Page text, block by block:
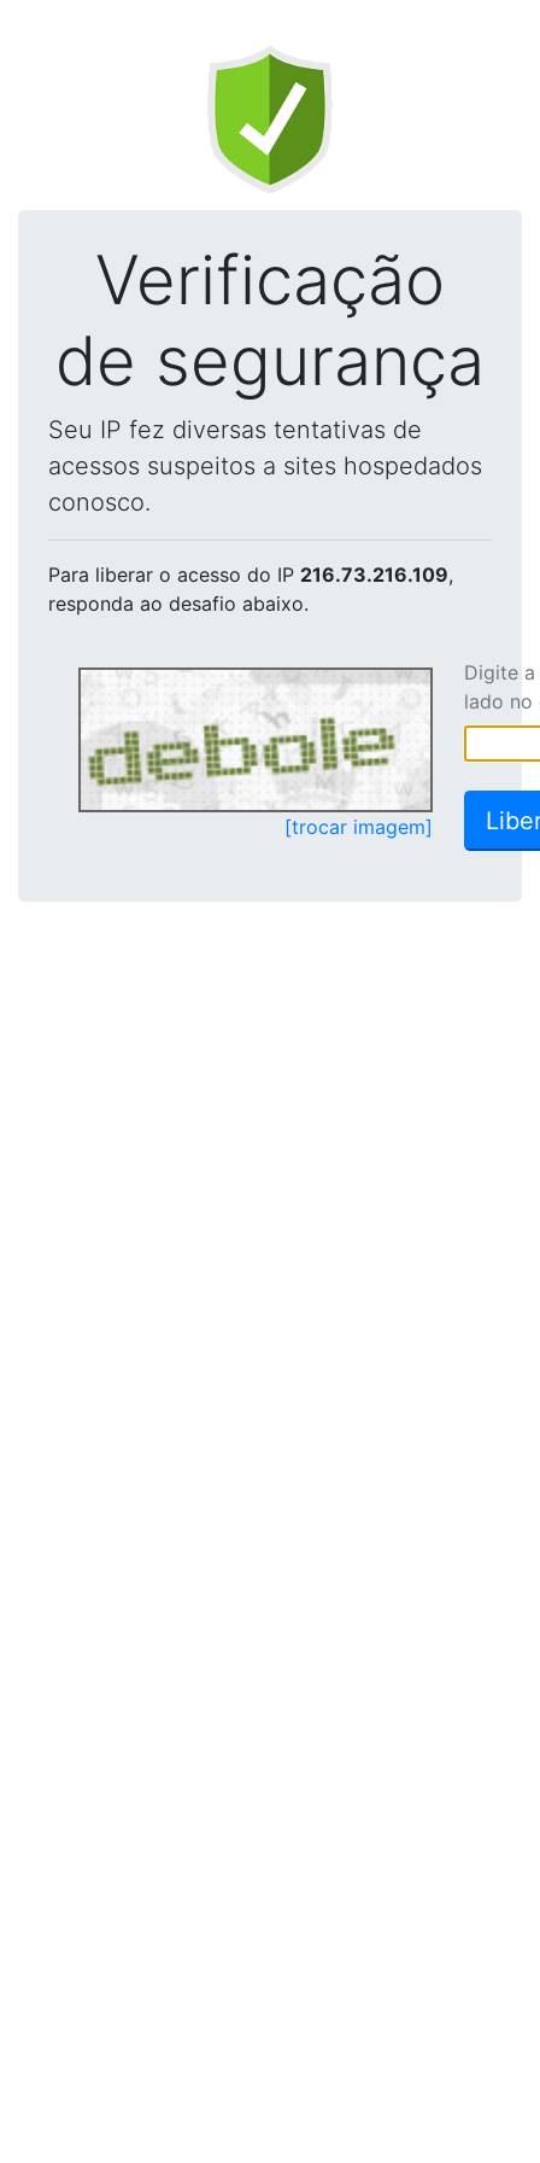
Verificação
de segurança
Seu IP fez diversas tentativas de
acessos suspeitos a sites hospedados
conosco.
Para liberar o acesso do IP 216.73.216.109,
responda ao desafio abaixo.
[trocar imagem]
Digite
lado no